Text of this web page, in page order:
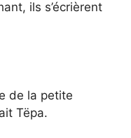
ils s’écrièrent
de la petite
Tëpa.